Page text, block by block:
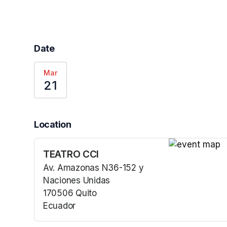
Date
Mar
21
Location
TEATRO CCI
Av. Amazonas N36-152 y
Naciones Unidas
170506 Quito
Ecuador